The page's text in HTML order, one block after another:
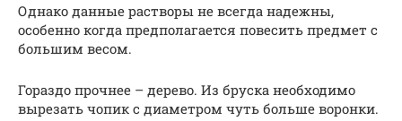
Однако данные растворы не всегда надежны,
особенно когда предполагается повесить предмет с
большим весом.
Гораздо прочнее – дерево. Из бруска необходимо
вырезать чопик с диаметром чуть больше воронки.